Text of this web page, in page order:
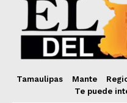
Tamaulipas Mante
Te puede